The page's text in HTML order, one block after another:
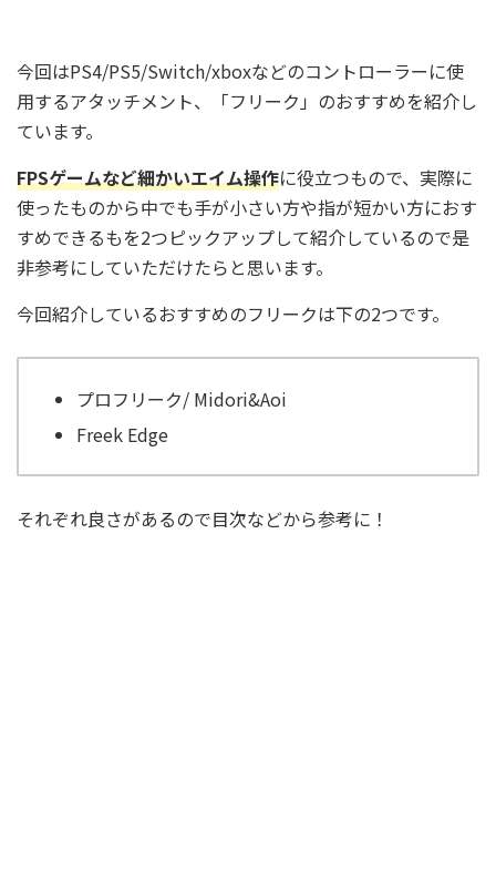
今回はPS4/PS5/Switch/xboxなどのコントローラーに使
用するアタッチメント、「フリーク」のおすすめを紹介し
ています。
FPSゲームなど細かいエイム操作に役立つもので、実際に
使ったものから中でも手が小さい方や指が短かい方におす
すめできるもを2つピックアップして紹介しているので是
非参考にしていただけたらと思います。
今回紹介しているおすすめのフリークは下の2つです。
プロフリーク/ Midori&Aoi
Freek Edge
それぞれ良さがあるので目次などから参考に！